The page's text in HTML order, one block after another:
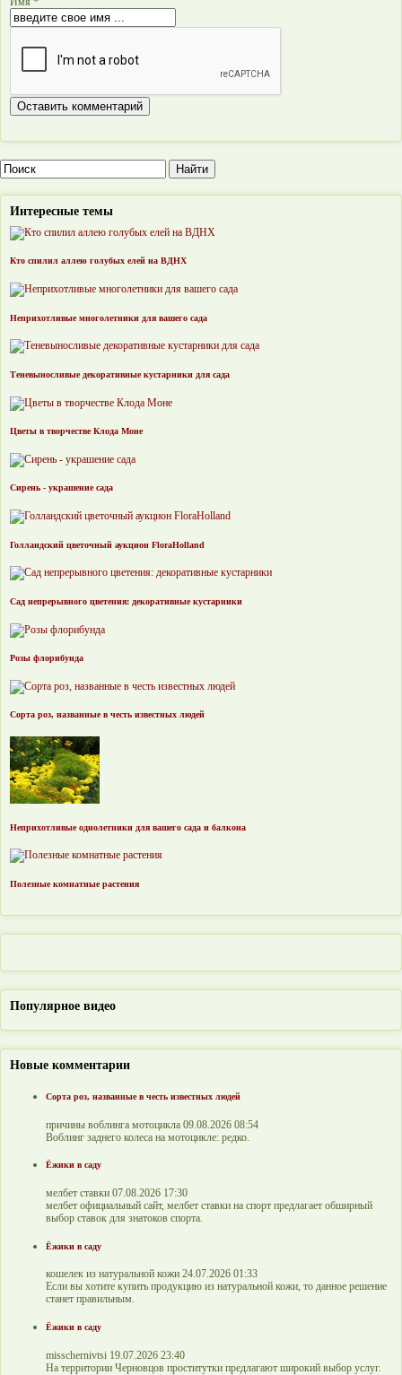
Интересные темы
Кто спилил аллею голубых елей на ВДНХ
Неприхотливые многолетники для вашего сада
Теневыносливые декоративные кустарники для сада
Цветы в творчестве Клода Моне
Сирень - украшение сада
Голландский цветочный аукцион FloraHolland
Сад непрерывного цветения: декоративные кустарники
Розы флорибунда
Сорта роз, названные в честь известных людей
Неприхотливые однолетники для вашего сада и балкона
Полезные комнатные растения
Популярное видео
Новые комментарии
Сорта роз, названные в честь известных людей
причины воблинга мотоцикла 09.08.2026 08:54
Воблинг заднего колеса на мотоцикле: редко.
Ёжики в саду
мелбет ставки 07.08.2026 17:30
мелбет официальный сайт, мелбет ставки на спорт предлагает обширный
выбор ставок для знатоков спорта.
Ёжики в саду
кошелек из натуральной кожи 24.07.2026 01:33
Если вы хотите купить продукцию из натуральной кожи, то данное решение
станет правильным.
Ёжики в саду
misschernivtsi 19.07.2026 23:40
На территории Черновцов проститутки предлагают широкий выбор услуг.